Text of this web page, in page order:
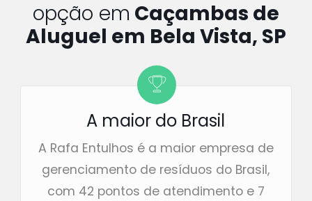
opção em Caçambas de
Aluguel em Bela Vista, SP
A maior do Brasil
A Rafa Entulhos é a maior empresa de
gerenciamento de resíduos do Brasil,
com 42 pontos de atendimento e 7